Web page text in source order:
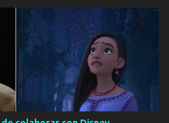
y refrendan el gran beneficio de
antes de operar los
III. Los datos de NADIM II que se
a aumentar el porcentaje de
completa de su tumor a largo
del estudio reportan que un 36,8%
completa del tumor, frente al